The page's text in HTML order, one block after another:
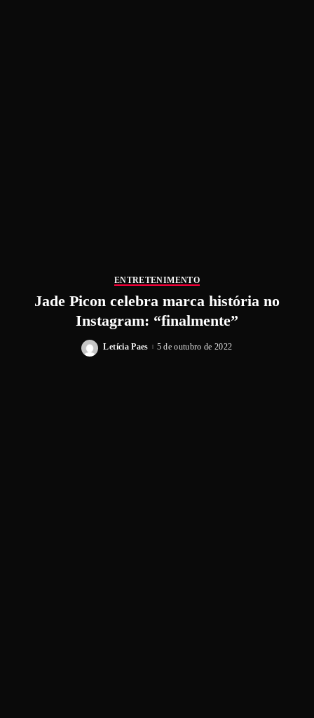
ENTRETENIMENTO
Jade Picon celebra marca história no
Instagram: “finalmente”
Letícia Paes 5 de outubro de 2022